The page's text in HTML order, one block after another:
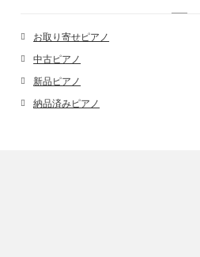
お取り寄せピアノ
中古ピアノ
新品ピアノ
納品済みピアノ